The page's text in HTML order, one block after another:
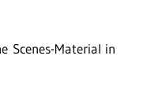
Scenes-Material in